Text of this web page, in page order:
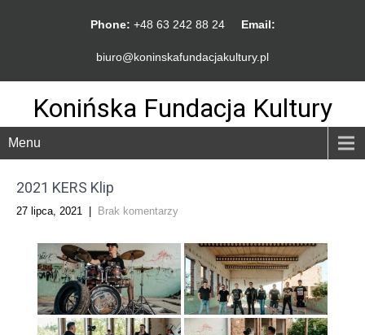
Phone: +48 63 242 88 24 Email:
biuro@koninskafundacjakultury.pl
Konińska Fundacja Kultury
Menu
2021 KERS Klip
27 lipca, 2021 Brak komentarzy